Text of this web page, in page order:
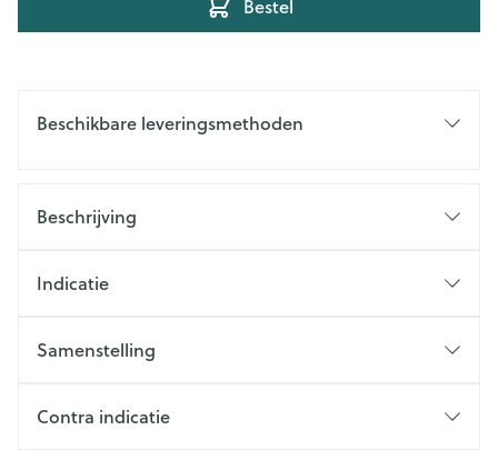
Bestel
Beschikbare leveringsmethoden
Beschrijving
Indicatie
Samenstelling
Contra indicatie